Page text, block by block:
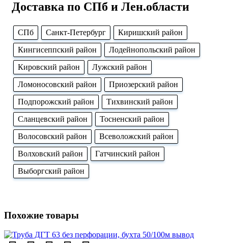
Доставка по СПб и Лен.области
CПб Cанкт-Петербург
Киришский район
Кингисеппский район
Лодейнопольский район
Кировский район
Лужский район
Ломоносовский район
Приозерский район
Подпорожский район
Тихвинский район
Сланцевский район
Тосненский район
Волосовский район
Всеволожский район
Волховский район
Гатчинский район
Выборгский район
Похожие товары